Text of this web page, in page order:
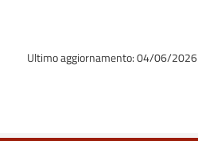
Ultimo aggiornamento: 04/06/2026